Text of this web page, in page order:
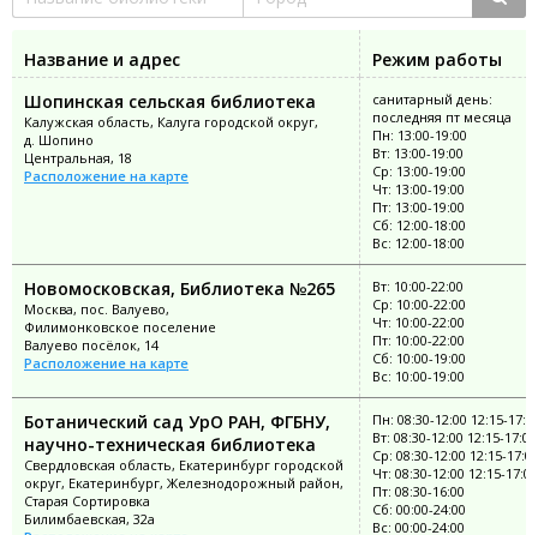
Название и адрес
Режим работы
Шопинская сельская библиотека
Калужская область, Калуга городской округ,
д. Шопино
Центральная, 18
Расположение на карте
санитарный день:
последняя пт месяца
Пн: 13:00-19:00
Вт: 13:00-19:00
Ср: 13:00-19:00
Чт: 13:00-19:00
Пт: 13:00-19:00
Сб: 12:00-18:00
Вс: 12:00-18:00
Новомосковская, Библиотека №265
Москва, пос. Валуево,
Филимонковское поселение
Валуево посёлок, 14
Расположение на карте
Вт: 10:00-22:00
Ср: 10:00-22:00
Чт: 10:00-22:00
Пт: 10:00-22:00
Сб: 10:00-19:00
Вс: 10:00-19:00
Ботанический сад УрО РАН, ФГБНУ,
научно-техническая библиотека
Свердловская область, Екатеринбург городской
округ, Екатеринбург, Железнодорожный район,
Старая Сортировка
Билимбаевская, 32а
Пн: 08:30-12:00 12:15-
Вт: 08:30-12:00 12:15-17:00
Ср: 08:30-12:00 12:15-17:00
Чт: 08:30-12:00 12:15-17:00
Пт: 08:30-16:00
Сб: 00:00-24:00
Вс: 00:00-24:00